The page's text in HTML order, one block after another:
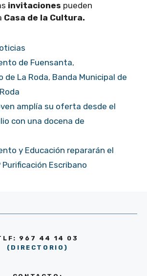
invitaciones pueden
Casa de la Cultura.
de Fuensanta,
de La Roda, Banda Municipal de
amplía su oferta desde el
con una docena de
y Educación repararán el
Purificación Escribano
967 44 14 03
(DIRECTORIO)